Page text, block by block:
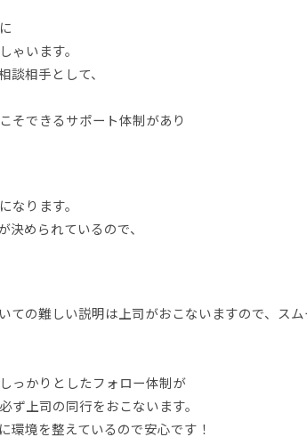
ゃいます。
相手として、
そできるサポート体制があり
ります。
められているので、
ての難しい説明は上司がおこないますので、ス
っかりとしたフォロー体制が
上司の同行をおこないます。
環境を整えているので安心です！